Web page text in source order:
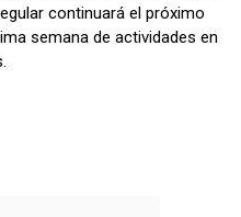
continuará el próximo
semana de actividades en